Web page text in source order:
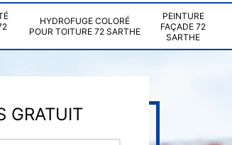
HYDROFUGE COLORÉ
POUR TOITURE 72 SARTHE
PEINTURE
FAÇADE 72
SARTHE
GRATUIT